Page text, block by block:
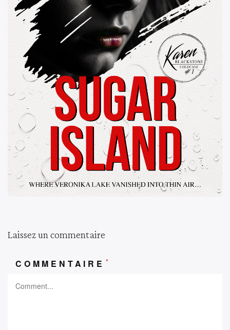
Laissez un commentaire
COMMENTAIRE *